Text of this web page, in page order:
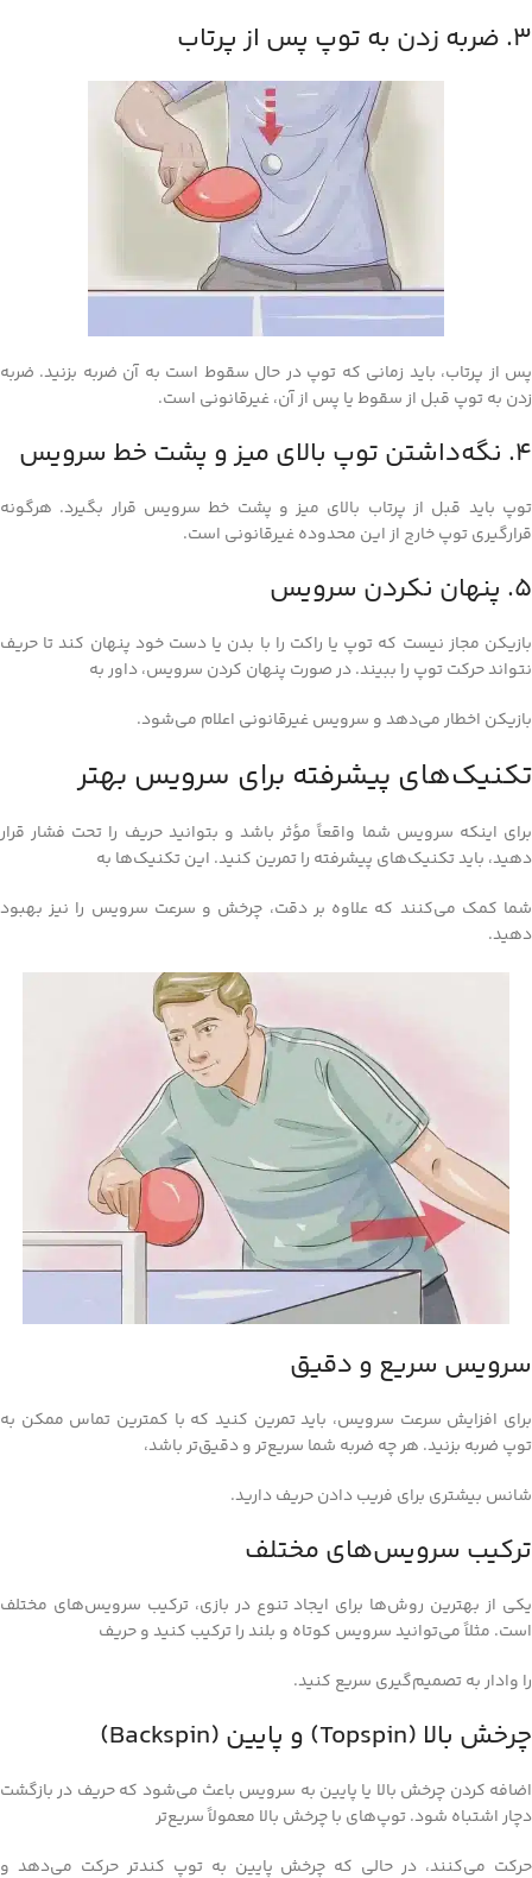
3. ضربه زدن به توپ پس از پرتاب
پس از پرتاب، باید زمانی که توپ در حال سقوط است به آن ضربه بزنید. ضربه
زدن به توپ قبل از سقوط یا پس از آن، غیرقانونی است.
4. نگه‌داشتن توپ بالای میز و پشت خط سرویس
توپ باید قبل از پرتاب بالای میز و پشت خط سرویس قرار بگیرد. هرگونه
قرارگیری توپ خارج از این محدوده غیرقانونی است.
5. پنهان نکردن سرویس
بازیکن مجاز نیست که توپ یا راکت را با بدن یا دست خود پنهان کند تا حریف
نتواند حرکت توپ را ببیند. در صورت پنهان کردن سرویس، داور به
بازیکن اخطار می‌دهد و سرویس غیرقانونی اعلام می‌شود.
تکنیک‌های پیشرفته برای سرویس بهتر
برای اینکه سرویس شما واقعاً مؤثر باشد و بتوانید حریف را تحت فشار قرار
دهید، باید تکنیک‌های پیشرفته را تمرین کنید. این تکنیک‌ها به
شما کمک می‌کنند که علاوه بر دقت، چرخش و سرعت سرویس را نیز بهبود
دهید.
سرویس سریع و دقیق
برای افزایش سرعت سرویس، باید تمرین کنید که با کمترین تماس ممکن به
توپ ضربه بزنید. هر چه ضربه شما سریع‌تر و دقیق‌تر باشد،
شانس بیشتری برای فریب دادن حریف دارید.
ترکیب سرویس‌های مختلف
یکی از بهترین روش‌ها برای ایجاد تنوع در بازی، ترکیب سرویس‌های مختلف
است. مثلاً می‌توانید سرویس کوتاه و بلند را ترکیب کنید و حریف
را وادار به تصمیم‌گیری سریع کنید.
چرخش بالا (Topspin) و پایین (Backspin)
اضافه کردن چرخش بالا یا پایین به سرویس باعث می‌شود که حریف در بازگشت
دچار اشتباه شود. توپ‌های با چرخش بالا معمولاً سریع‌تر
حرکت می‌کنند، در حالی که چرخش پایین به توپ کندتر حرکت می‌دهد و